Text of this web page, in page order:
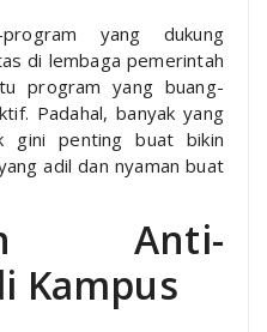
yang dukung
di lembaga pemerintah
program yang buang-
Padahal, banyak yang
gini penting buat bikin
adil dan nyaman buat
Anti-
Kampus